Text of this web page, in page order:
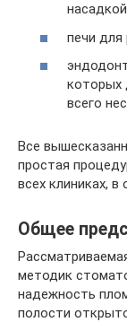
печи для
которых
всего
Все
простая
всех клиниках,
Общее
методик
надежность
полости